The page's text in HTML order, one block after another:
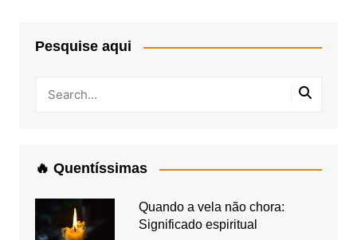
Pesquise aqui
🔥 Quentíssimas
Quando a vela não chora:
Significado espiritual